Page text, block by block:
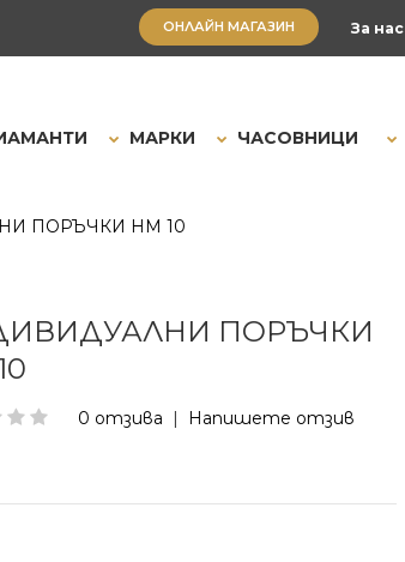
ОНЛАЙН МАГАЗИН За нас
МАРКИ ЧАСОВНИЦИ
ПОРЪЧКИ HM 10
ПОРЪЧКИ
0 отзива | Напишете отзив